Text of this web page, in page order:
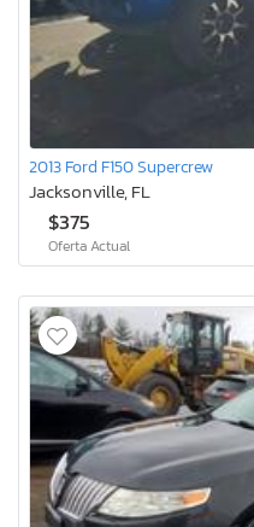
2013 Ford F150 Supercrew
Jacksonville, FL
$375
Oferta Actual